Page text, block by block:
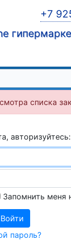
+7
списка
авторизуйтесь:
Запомнить меня
пароль?